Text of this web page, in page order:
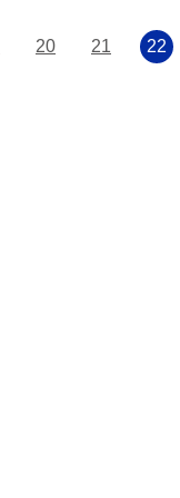
20 21 22